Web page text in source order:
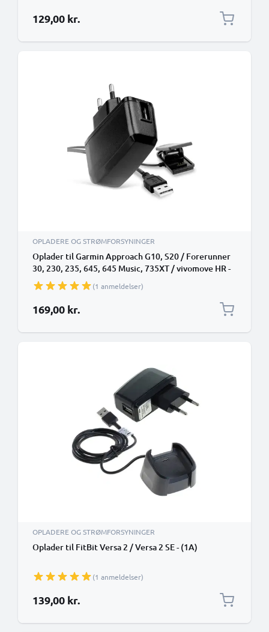
129,00 kr.
OPLADERE OG STRØMFORSYNINGER
Oplader til Garmin Approach G10, S20 / Forerunner
30, 230, 235, 645, 645 Music, 735XT / vivomove HR -
(1A)
(1 anmeldelser)
169,00 kr.
OPLADERE OG STRØMFORSYNINGER
Oplader til FitBit Versa 2 / Versa 2 SE - (1A)
(1 anmeldelser)
139,00 kr.